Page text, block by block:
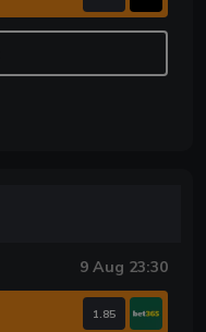
9 Aug 23:30
1.85